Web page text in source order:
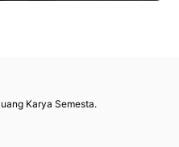
Karya Semesta.